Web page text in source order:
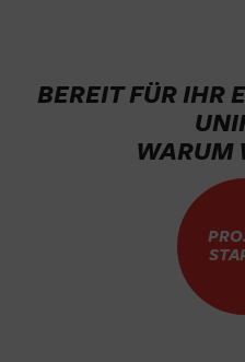
BEREIT FÜR IHR
WARUM